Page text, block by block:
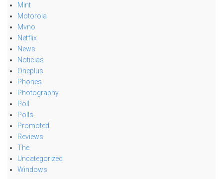
Mint
Motorola
Mvno
Netflix
News
Noticias
Oneplus
Phones
Photography
Poll
Polls
Promoted
Reviews
The
Uncategorized
Windows